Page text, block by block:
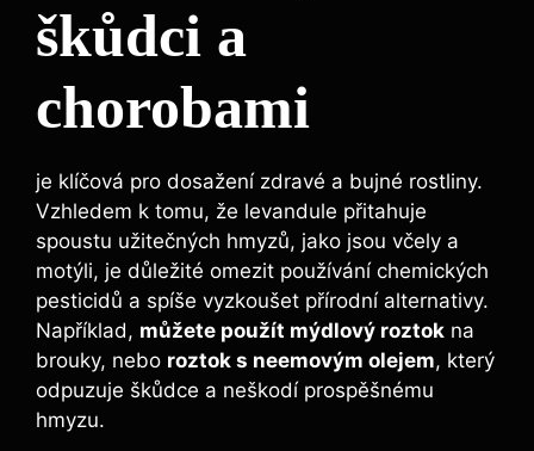
škůdci a
chorobami
je klíčová pro dosažení zdravé a bujné rostliny.
Vzhledem k tomu, že levandule přitahuje
spoustu užitečných hmyzů, jako jsou včely a
motýli, je důležité omezit používání chemických
pesticidů a spíše vyzkoušet přírodní alternativy.
Například, můžete použít mýdlový roztok na
brouky, nebo roztok s neemovým olejem, který
odpuzuje škůdce a neškodí prospěšnému
hmyzu.